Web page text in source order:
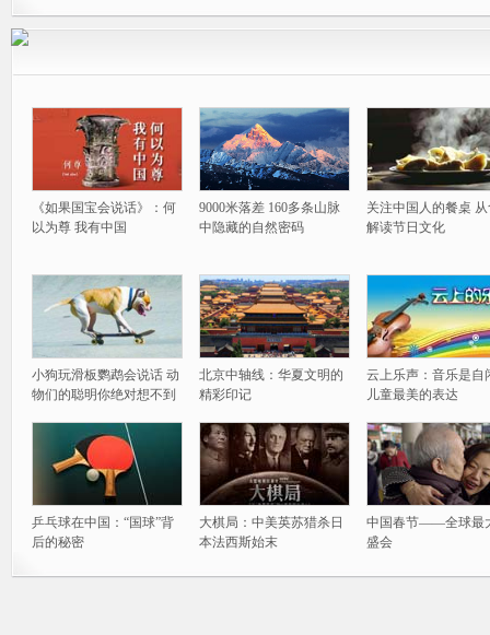
《如果国宝会说话》：何
以为尊 我有中国
9000米落差 160多条山脉
中隐藏的自然密码
关注中国人的餐桌
解读节日文化
小狗玩滑板鹦鹉会说话 动
物们的聪明你绝对想不到
北京中轴线：华夏文明的
精彩印记
云上乐声：音乐是自
儿童最美的表达
乒乓球在中国：“国球”背
后的秘密
大棋局：中美英苏猎杀日
本法西斯始末
中国春节——全球最
盛会